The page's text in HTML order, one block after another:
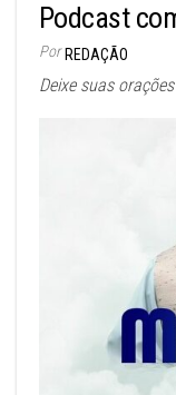
Podcast
Por REDAÇÃO
Deixe suas